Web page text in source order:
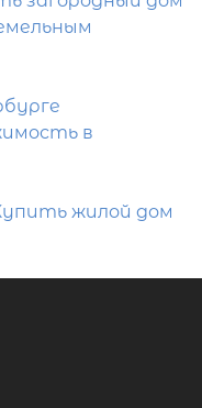
в
жилой дом